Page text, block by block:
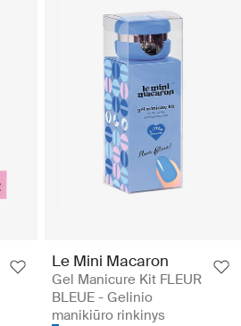
Le Mini Macaron
Gel Manicure Kit FLEUR
BLEUE - Gelinio
manikiūro rinkinys